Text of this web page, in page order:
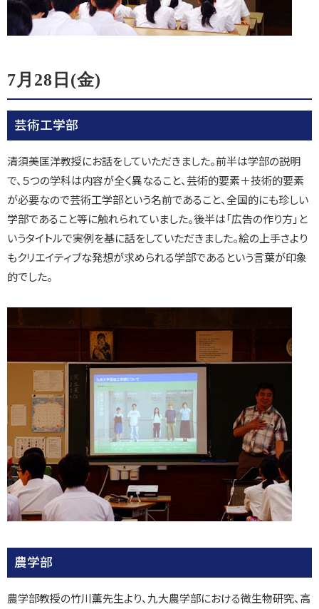
7月28日(金)
芸術工学部
清須美匡洋教授にお話をしていただきました。前半は学部の説明
で、５つの学科は内容が全く異なること、芸術的要素＋技術的要素
が必要なので芸術工学部という名前であること、全国的にも珍しい
学部であること等に触れられていました。後半は「広告の作り方」と
いうタイトルで実例を基に話をしていただきました。絵の上手さより
もクリエイティブな発想が求められる学部であるという言葉が印象
的でした。
農学部
農学部教授の竹川薫先生より、九大農学部における微生物研究、高